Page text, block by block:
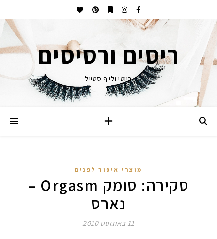
ריסים ורסיסים
ביוטי ולייף סטייל
מוצרי איפור לפנים
סקירה: סומק Orgasm –
נארס
11 באוגוסט 2010